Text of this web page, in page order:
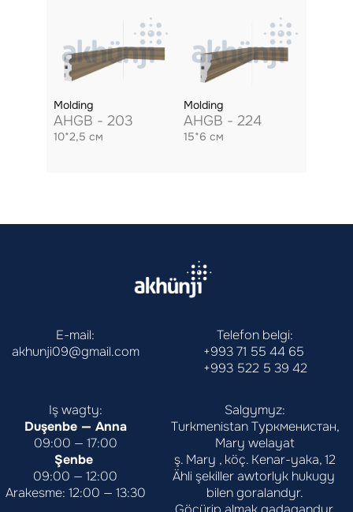
Molding
AHGB - 203
10*2,5 см
Molding
AHGB - 224
15*6 см
E-mail:
akhunji09@gmail.com
Telefon belgi:
+993 71 55 44 65
+993 522 5 39 42
Iş wagty:
Duşenbe — Anna
09:00 — 17:00
Şenbe
09:00 — 12:00
Arakesme: 12:00 — 13:30
Salgymyz:
Turkmenistan Туркменистан,
Mary welayat
ş. Mary , köç. Kenar-yaka, 12
Ähli şekiller awtorlyk hukugy
bilen goralandyr.